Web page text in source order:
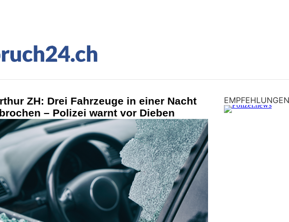
ZH: Drei Fahrzeuge in einer Nacht
– Polizei warnt vor Dieben
EMPFEHLUNGEN